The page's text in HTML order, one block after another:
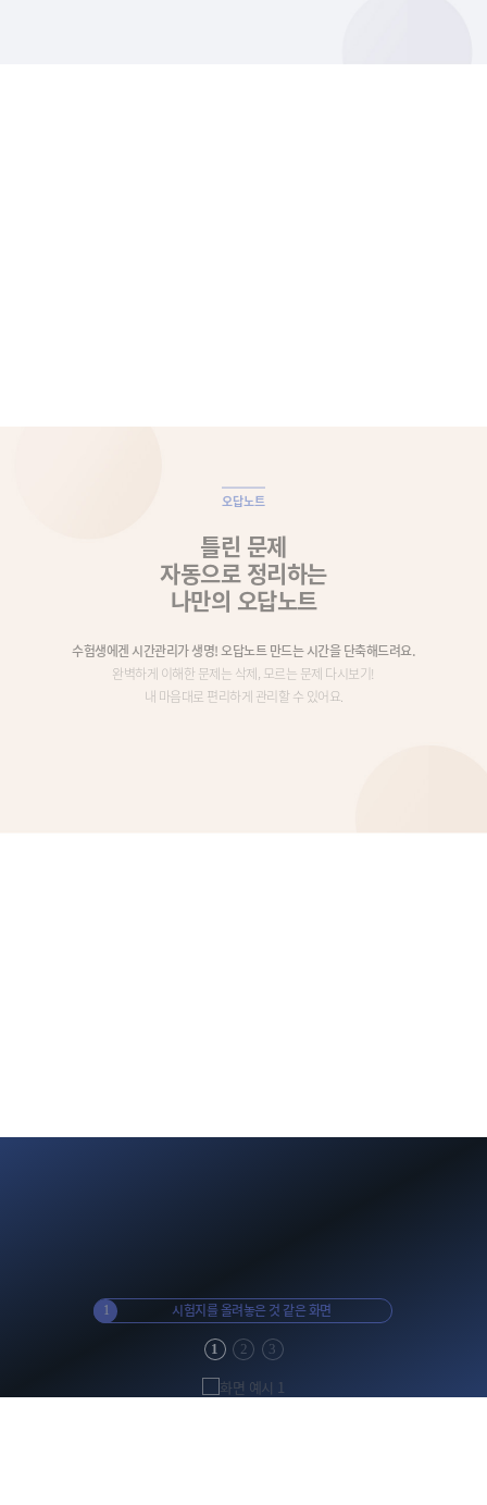
오답노트
틀린 문제
자동으로 정리하는
나만의 오답노트
수험생에겐 시간관리가 생명! 오답노트 만드는 시간을 단축해드려요.
완벽하게 이해한 문제는 삭제, 모르는 문제 다시보기!
내 마음대로 편리하게 관리할 수 있어요.
1 시험지를 올려놓은 것 같은 화면
1 2 3